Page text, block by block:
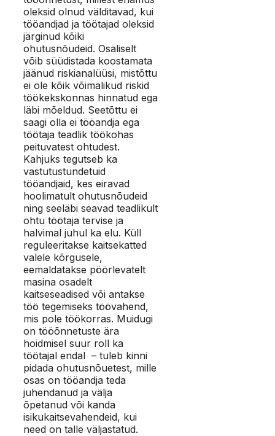
oleksid olnud välditavad, kui
tööandjad ja töötajad oleksid
järginud kõiki
ohutusnõudeid. Osaliselt
võib süüdistada koostamata
jäänud riskianalüüsi, mistõttu
ei ole kõik võimalikud riskid
töökekskonnas hinnatud ega
läbi mõeldud. Seetõttu ei
saagi olla ei tööandja ega
töötaja teadlik töökohas
peituvatest ohtudest.
Kahjuks tegutseb ka
vastutustundetuid
tööandjaid, kes eiravad
hoolimatult ohutusnõudeid
ning seeläbi seavad teadlikult
ohtu töötaja tervise ja
halvimal juhul ka elu. Küll
reguleeritakse kaitsekatted
valele kõrgusele,
eemaldatakse pöörlevatelt
masina osadelt
kaitseseadised või antakse
töö tegemiseks töövahend,
mis pole töökorras. Muidugi
on tööõnnetuste ära
hoidmisel suur roll ka
töötajal endal – tuleb kinni
pidada ohutusnõuetest, mille
osas on tööandja teda
juhendanud ja välja
õpetanud või kanda
isikukaitsevahendeid, kui
need on talle väljastatud.